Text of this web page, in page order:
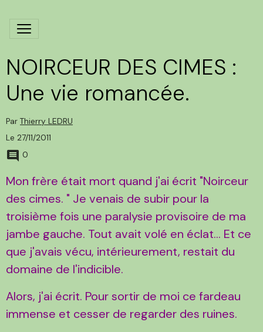
NOIRCEUR DES CIMES :
Une vie romancée.
Par Thierry LEDRU
Le 27/11/2011
0
Mon frère était mort quand j'ai écrit "Noirceur
des cimes. " Je venais de subir pour la
troisième fois une paralysie provisoire de ma
jambe gauche. Tout avait volé en éclat... Et ce
que j'avais vécu, intérieurement, restait du
domaine de l'indicible.
Alors, j'ai écrit. Pour sortir de moi ce fardeau
immense et cesser de regarder des ruines.